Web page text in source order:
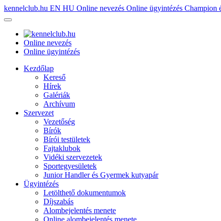
kennelclub.hu EN HU Online nevezés Online ügyintézés Champion
Online nevezés
Online ügyintézés
Kezdőlap
Kereső
Hírek
Galériák
Archívum
Szervezet
Vezetőség
Bírók
Bírói testületek
Fajtaklubok
Vidéki szervezetek
Sportegyesületek
Junior Handler és Gyermek kutyapár
Ügyintézés
Letölthető dokumentumok
Díjszabás
Alombejelentés menete
Online alombejelentés menete